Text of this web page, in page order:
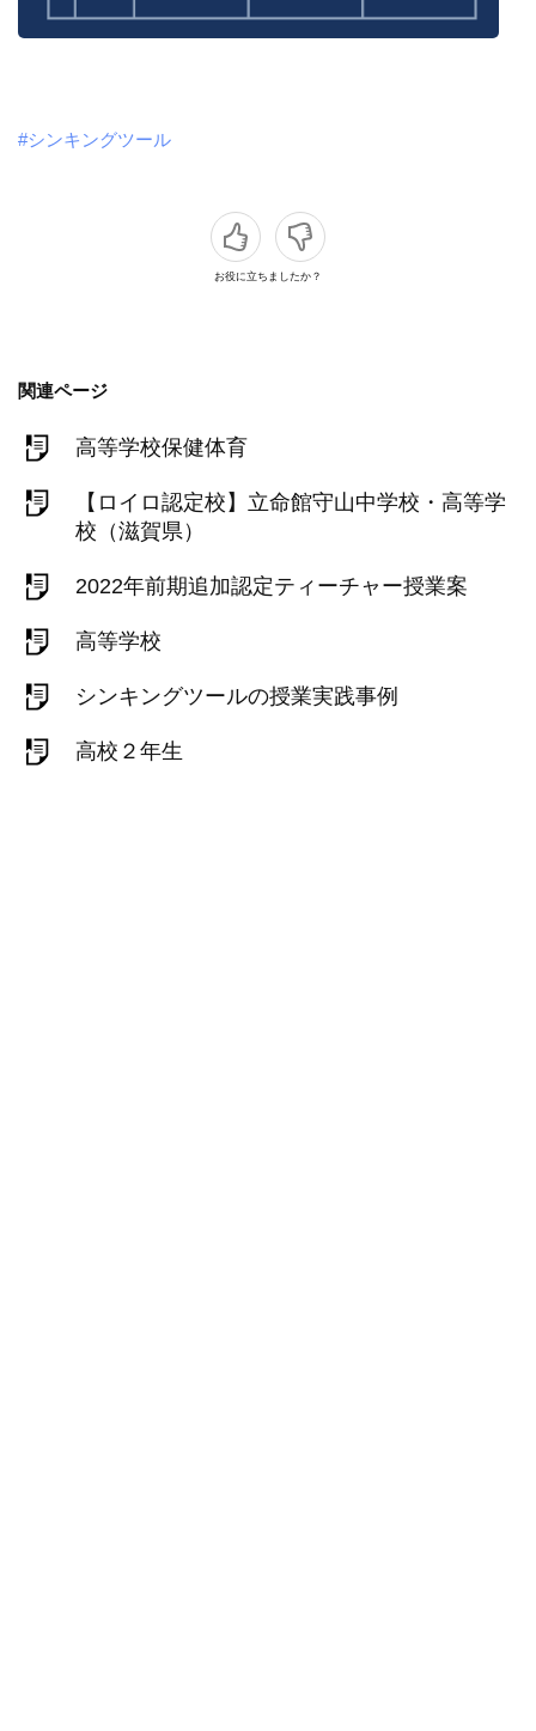
#シンキングツール
お役に立ちましたか？
関連ページ
高等学校保健体育
【ロイロ認定校】立命館守山中学校・高等学
校（滋賀県）
2022年前期追加認定ティーチャー授業案
高等学校
シンキングツールの授業実践事例
高校２年生